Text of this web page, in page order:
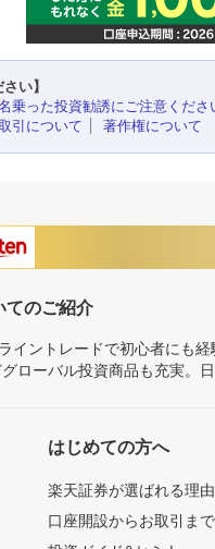
い】
乗った投資勧誘にご注意くださ
引について
著作権について
てのご紹介
イントレードで初心者にも
ローバル投資商品も充実。
はじめての方へ
楽天証券が選ばれる理由
口座開設からお取引ま